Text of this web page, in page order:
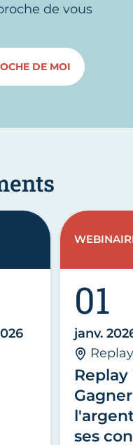
de vous
DE MOI
ses
01
janv.